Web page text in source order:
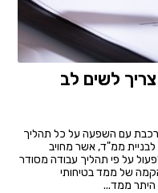
לשים לב
עם השפעה על כל תהליך
ממ"ד, אשר מחויב
על פי תהליך עבודה מסודר
של ממד בטיחותי
ממד...